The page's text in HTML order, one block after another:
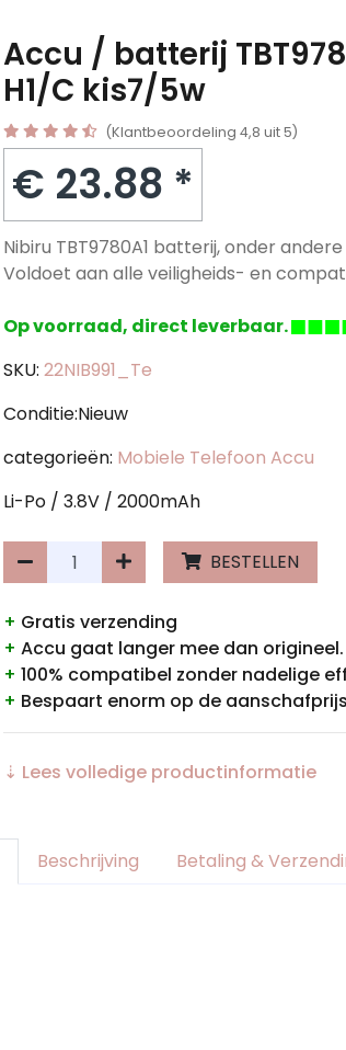
Accu / batterij
H1/C kis7/5w
(Klantbeoordeling 4,8 uit 5)
€ 23.88 *
Nibiru TBT9780A1 batterij, onder
Voldoet aan alle veiligheids- en
Op voorraad, direct leverbaar.
SKU: 22NIB991_Te
Conditie:Nieuw
categorieën: Mobiele Telefoon Accu
Li-Po / 3.8V / 2000mAh
BESTELLEN
+ Gratis verzending
+ Accu gaat langer mee dan origineel.
+ 100% compatibel zonder nadelige
+ Bespaart enorm op de
⇣ Lees volledige productinformatie
Beschrijving Betaling &